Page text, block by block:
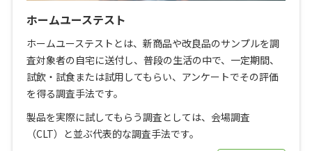
ホームユーステスト
ホームユーステストとは、新商品や改良品のサンプルを調
査対象者の自宅に送付し、普段の生活の中で、一定期間、
試飲・試食または試用してもらい、アンケートでその評価
を得る調査手法です。
製品を実際に試してもらう調査としては、会場調査
（CLT）と並ぶ代表的な調査手法です。